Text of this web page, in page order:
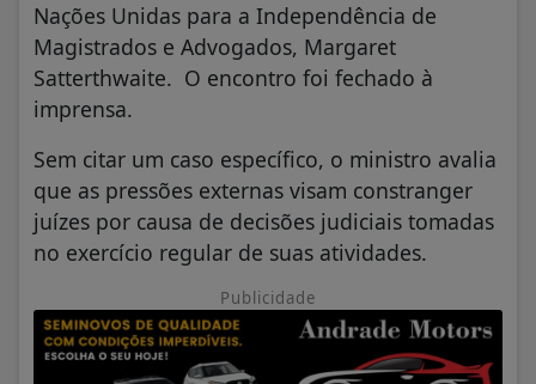
Nações Unidas para a Independência de
Magistrados e Advogados, Margaret
Satterthwaite. O encontro foi fechado à
imprensa.
Sem citar um caso específico, o ministro avalia
que as pressões externas visam constranger
juízes por causa de decisões judiciais tomadas
no exercício regular de suas atividades.
Publicidade